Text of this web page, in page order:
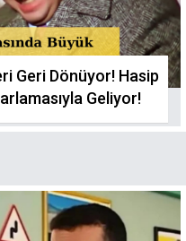
Geri Dönüyor! Hasip
Geliyor!